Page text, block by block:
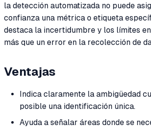
la detección automatizada no puede
confianza una métrica o etiqueta
destaca la incertidumbre y los límites
más que un error en la recolección de
Ventajas
Indica claramente la ambigüedad
posible una identificación única.
Ayuda a señalar áreas donde se